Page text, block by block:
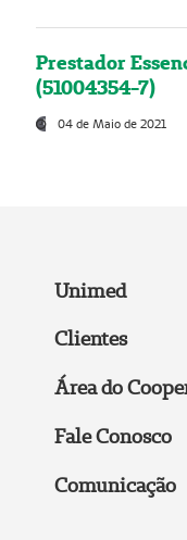
Prestador
(51004354-7)
04 de Maio de 2021
Unimed
Clientes
Área do
Fale Conosco
Comunicação